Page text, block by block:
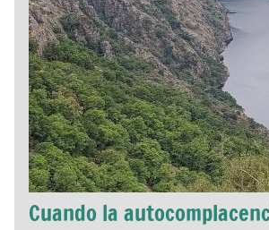
Cuando la